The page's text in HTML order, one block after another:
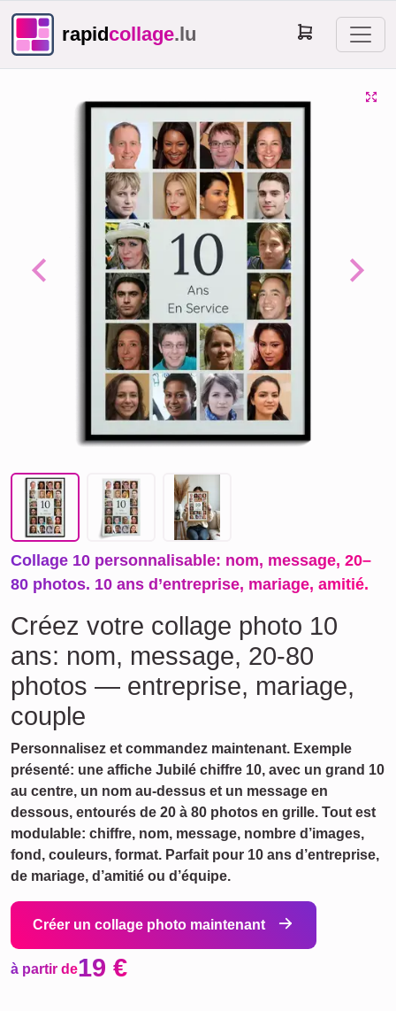
rapidcollage.lu
Previous Next
Collage 10 personnalisable: nom, message, 20–
80 photos. 10 ans d’entreprise, mariage, amitié.
Créez votre collage photo 10
ans: nom, message, 20-80
photos — entreprise, mariage,
couple
Personnalisez et commandez maintenant. Exemple
présenté: une affiche Jubilé chiffre 10, avec un grand 10
au centre, un nom au-dessus et un message en
dessous, entourés de 20 à 80 photos en grille. Tout est
modulable: chiffre, nom, message, nombre d’images,
fond, couleurs, format. Parfait pour 10 ans d’entreprise,
de mariage, d’amitié ou d’équipe.
Créer un collage photo maintenant
à partir de19 €